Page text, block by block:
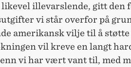
likevel illevarslende, gitt den
vi står overfor på
amerikansk vilje til å
vil kreve en langt
vi har vært vant til, med